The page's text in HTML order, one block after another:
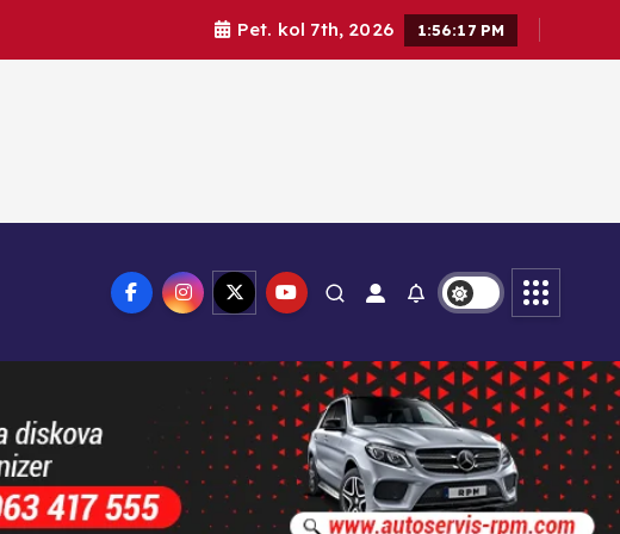
Pet. kol 7th, 2026 1:56:18 PM